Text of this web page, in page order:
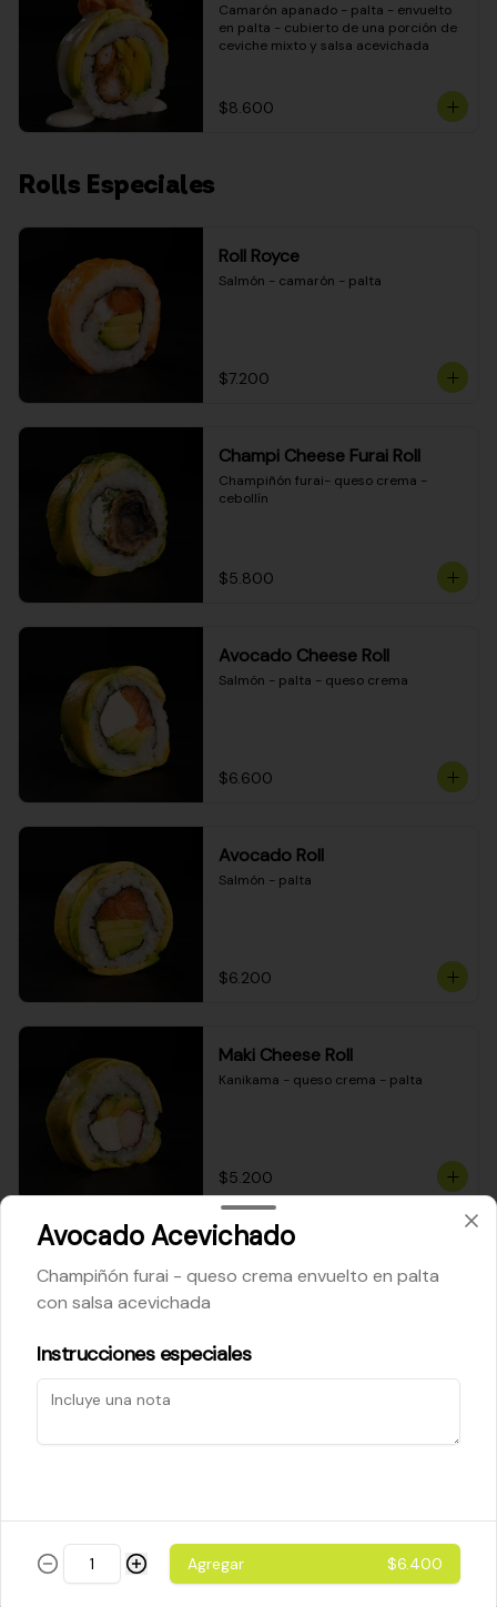
Camarón apanado - palta - envuelto
en palta - cubierto de una porción de
ceviche mixto y salsa acevichada
$8.600
Rolls Especiales
Roll Royce
Salmón - camarón - palta
$7.200
Champi Cheese Furai Roll
Champiñón furai- queso crema -
cebollín
$5.800
Avocado Cheese Roll
Salmón - palta - queso crema
$6.600
Avocado Roll
Salmón - palta
$6.200
Maki Cheese Roll
Kanikama - queso crema - palta
$5.200
Queso crema - palta - cebollín
$5.200
$5.800
Avocado Acevichado
Champiñón furai - queso crema envuelto en palta
con salsa acevichada
Instrucciones especiales
Agregar $6.400